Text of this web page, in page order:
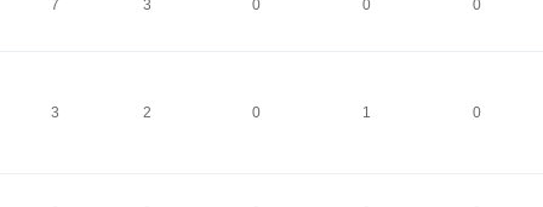
7 3 0 0 0
3 2 0 1 0